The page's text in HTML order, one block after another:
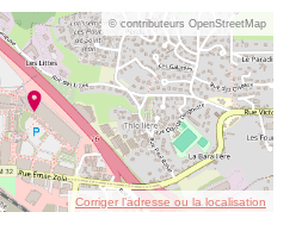
© contributeurs OpenStreetMap
Corriger l’adresse ou la localisation